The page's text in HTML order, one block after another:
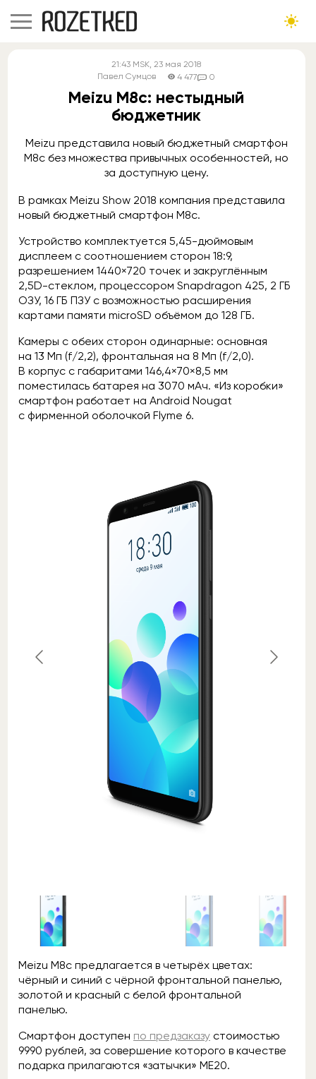
21:43 MSK, 23 мая 2018
Павел Сумцов
4 477 0
Meizu M8c: нестыдный
бюджетник
Meizu представила новый бюджетный смартфон
M8c без множества привычных особенностей, но
за доступную цену.
В рамках Meizu Show 2018 компания представила
новый бюджетный смартфон M8c.
Устройство комплектуется 5,45-дюймовым
дисплеем с соотношением сторон 18:9,
разрешением 1440×720 точек и закруглённым
2,5D-стеклом, процессором Snapdragon 425, 2 ГБ
ОЗУ, 16 ГБ ПЗУ с возможностью расширения
картами памяти microSD объёмом до 128 ГБ.
Камеры с обеих сторон одинарные: основная
на 13 Мп (f/2,2), фронтальная на 8 Мп (f/2,0).
В корпус с габаритами 146,4×70×8,5 мм
поместилась батарея на 3070 мАч. «Из коробки»
смартфон работает на Android Nougat
с фирменной оболочкой Flyme 6.
Meizu M8c предлагается в четырёх цветах:
чёрный и синий с чёрной фронтальной панелью,
золотой и красный с белой фронтальной
панелью.
Смартфон доступен по предзаказу стоимостью
9990 рублей, за совершение которого в качестве
подарка прилагаются «затычки» ME20.